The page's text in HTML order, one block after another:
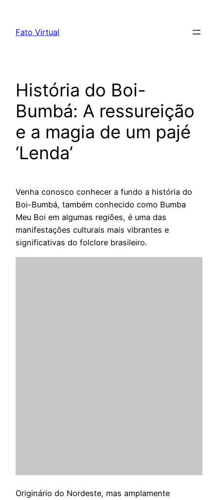
content
Fato Virtual
História do Boi-
Bumbá: A ressureição
e a magia de um pajé
‘Lenda’
Venha conosco conhecer a fundo a história do
Boi-Bumbá, também conhecido como Bumba
Meu Boi em algumas regiões, é uma das
manifestações culturais mais vibrantes e
significativas do folclore brasileiro.
Originário do Nordeste, mas amplamente